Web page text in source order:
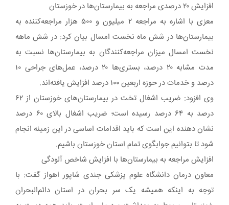
افزایش ۲۰ درصدی مراجعه به بیمارستان‌ها در خوزستان
معزی با اشاره به مراجعه ۲ میلیون و ۵۰۰ هزار مراجعه‌کننده به
بیمارستان‌ها در شش ماه نخست امسال بیان کرد: در شش ماهه
نخست امسال میزان مراجعه‌کنندگان به بیمارستان‌ها نسبت به
مدت مشابه ۲۰ درصد، بستری‌ها ۲۰ درصد، عمل‌های جراحی ۱۰
درصد و خدمات در حوزه اربعین ۱۰۰ درصد افزایش یافته‌اند.
وی افزود: ضریب اشغال تخت در بیمارستان‌های خوزستان از ۶۲
درصد به ۶۴ درصد رسیده است؛ ضریب اشغال بالای ۶۰ درصد
نشان دهنده این است که باید اقدامات اساسی در این زمینه انجام
شود تا بتوانیم جوابگوی تمام استان خوزستان باشیم.
افزایش مراجعه به بیمارستان‌ها با افزایش شاخص آلودگی
معاون درمان دانشگاه علوم پزشکی جندی شاپور اهواز گفت: با
توجه به اینکه همیشه یک سر بحران در استان دائم‌البحران